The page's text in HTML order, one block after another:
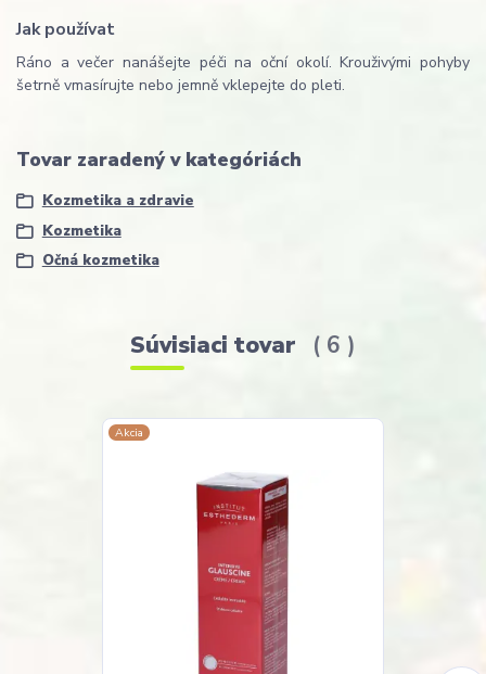
Jak používat
Ráno a večer nanášejte péči na oční okolí. Krouživými pohyby
šetrně vmasírujte nebo jemně vklepejte do pleti.
Tovar zaradený v kategóriách
Kozmetika a zdravie
Kozmetika
Očná kozmetika
Súvisiaci tovar 6
Akcia